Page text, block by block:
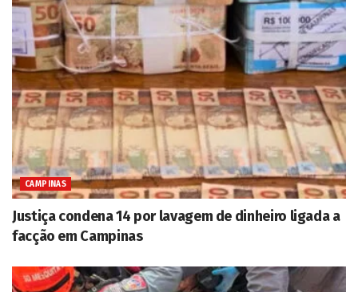
CAMPINAS
Justiça condena 14 por lavagem de dinheiro ligada a
facção em Campinas